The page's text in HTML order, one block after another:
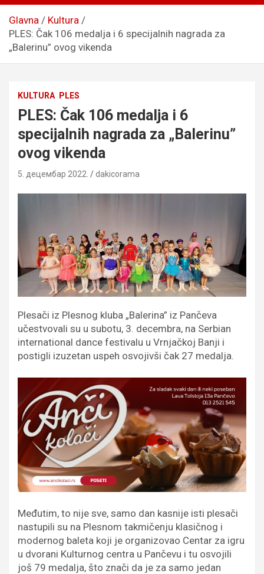
Glavna
Kultura
PLES: Čak 106 medalja i 6 specijalnih nagrada za
„Balerinu” ovog vikenda
KULTURA PLES
PLES: Čak 106 medalja i 6
specijalnih nagrada za „Balerinu”
ovog vikenda
5. децембар 2022. dakicorama
Plesači iz Plesnog kluba „Balerina” iz Pančeva
učestvovali su u subotu, 3. decembra, na Serbian
international dance festivalu u Vrnjačkoj Banji i
postigli izuzetan uspeh osvojivši čak 27 medalja.
Međutim, to nije sve, samo dan kasnije isti plesači
nastupili su na Plesnom takmičenju klasičnog i
modernog baleta koji je organizovao Centar za igru
u dvorani Kulturnog centra u Pančevu i tu osvojili
još 79 medalja, što znači da je za samo jedan